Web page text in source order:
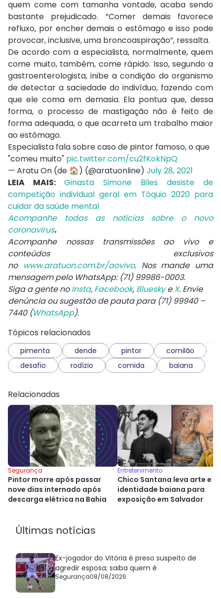
quem come com tamanha vontade, acaba sendo
bastante prejudicado. “Comer demais favorece
refluxo, por encher demais o estômago e isso pode
provocar, inclusive, uma broncoaspiração”, ressalta.
De acordo com a especialista, normalmente, quem
come muito, também, come rápido. Isso, segundo a
gastroenterologista, inibe a condição do organismo
de detectar a saciedade do indivíduo, fazendo com
que ele coma em demasia. Ela pontua que, dessa
forma, o processo de mastigação não é feito de
forma adequada, o que acarreta um trabalho maior
ao estômago.
Especialista fala sobre caso de pintor famoso, o que
"comeu muito" pic.twitter.com/cu2fKokNpQ
— Aratu On (de 🏠) (@aratuonline) July 28, 2021
LEIA MAIS: Ginasta Simone Biles desiste de
competição individual geral em Tóquio 2020 para
cuidar da saúde mental
Acompanhe todas as notícias sobre o novo
coronavírus.
Acompanhe nossas transmissões ao vivo e
conteúdos exclusivos
no www.aratuon.com.br/aovivo. Nos mande uma
mensagem pelo WhatsApp: (71) 99986-0003.
Siga a gente noInsta, Facebook, BlueskyeX. Envie
denúncia ou sugestão de pauta para (71) 99940 –
7440 (WhatsApp).
Tópicos relacionados
pimenta dende pintor
comilão
desafio
rodízio comida baiana
Relacionadas
Segurança
Pintor morre após passar
nove dias internado após
descarga elétrica na Bahia
Entretenimento
Chico Santana leva arte e
identidade baiana para
exposição em Salvador
Últimas notícias
Ex-jogador do Vitória é preso suspeito de
agredir esposa; saiba quem é
Segurança08/08/2026